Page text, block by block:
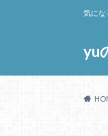
yu
気にな